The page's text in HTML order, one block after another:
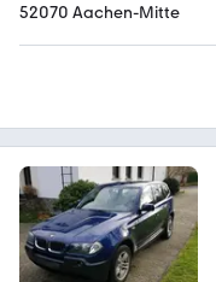
52070 Aachen-Mitte